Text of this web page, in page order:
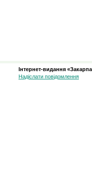
Інтернет-видання
Надіслати повідомлення